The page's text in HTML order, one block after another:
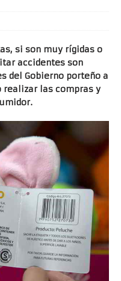
si son muy rígidas o
accidentes son
del Gobierno porteño a
realizar las compras y